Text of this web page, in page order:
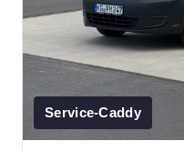
Service-Caddy